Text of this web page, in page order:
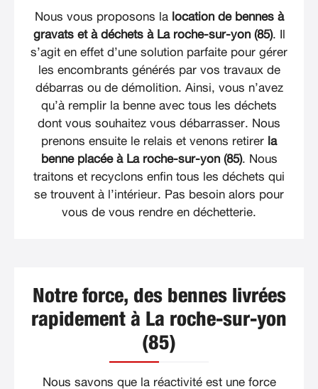
Nous vous proposons la location de bennes à
gravats et à déchets à La roche-sur-yon (85). Il
s’agit en effet d’une solution parfaite pour gérer
les encombrants générés par vos travaux de
débarras ou de démolition. Ainsi, vous n’avez
qu’à remplir la benne avec tous les déchets
dont vous souhaitez vous débarrasser. Nous
prenons ensuite le relais et venons retirer la
benne placée à La roche-sur-yon (85). Nous
traitons et recyclons enfin tous les déchets qui
se trouvent à l’intérieur. Pas besoin alors pour
vous de vous rendre en déchetterie.
Notre force, des bennes livrées
rapidement à La roche-sur-yon
(85)
Nous savons que la réactivité est une force